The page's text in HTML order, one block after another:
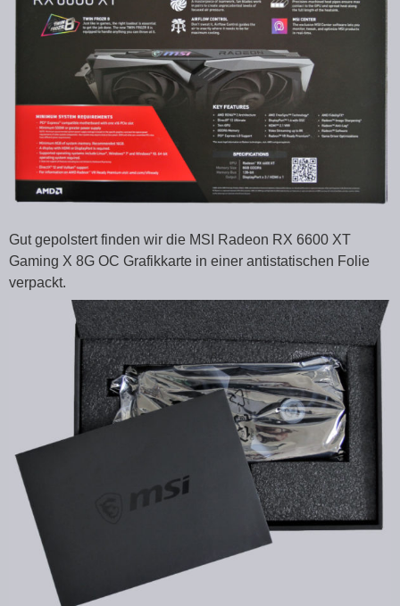
Gut gepolstert finden wir die MSI Radeon RX 6600 XT
Gaming X 8G OC Grafikkarte in einer antistatischen Folie
verpackt.